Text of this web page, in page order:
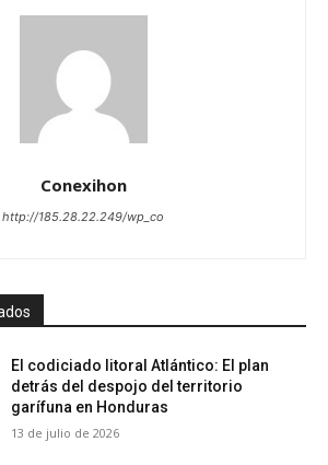
Conexihon
http://185.28.22.249/wp_co
El codiciado litoral Atlántico: El plan
detrás del despojo del territorio
garífuna en Honduras
13 de julio de 2026